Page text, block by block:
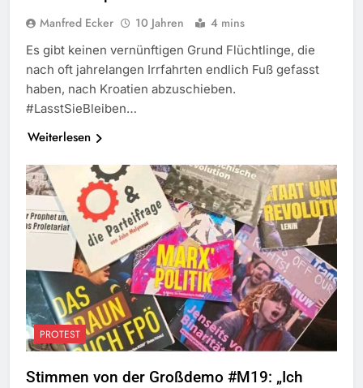
Manfred Ecker 10 Jahren 4 mins
Es gibt keinen vernünftigen Grund Flüchtlinge, die
nach oft jahrelangen Irrfahrten endlich Fuß gefasst
haben, nach Kroatien abzuschieben.
#LasstSieBleiben…
Weiterlesen
PROTEST
Stimmen von der Großdemo #M19: „Ich